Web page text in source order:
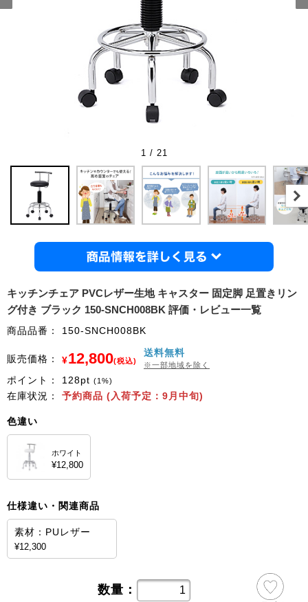
1 / 21
キッチンチェア PVCレザー生地 キャスター 固定脚 足置きリン
グ付き ブラック 150-SNCH008BK 評価・レビュー一覧
商品品番： 150-SNCH008BK
販売価格： ¥12,800(税込)
送料無料
※一部地域を除く
ポイント： 128pt (1%)
在庫状況： 予約商品 (入荷予定：9月中旬)
色違い
ホワイト
¥12,800
仕様違い・関連商品
素材：PUレザー
¥12,300
数量：